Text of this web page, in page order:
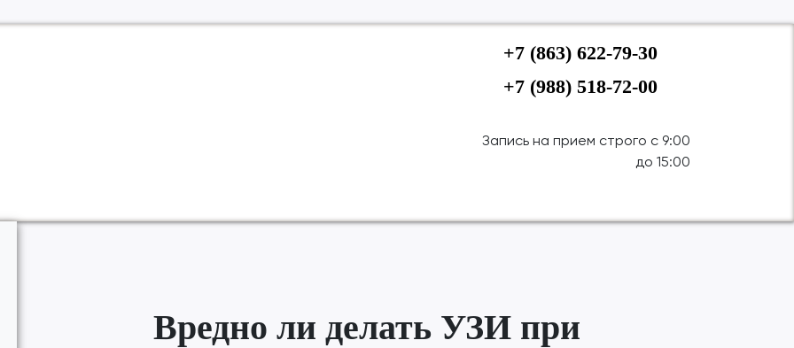
+7 (863) 622-79-30
+7 (988) 518-72-00
Запись на прием строго с 9:00
до 15:00
Вредно ли делать УЗИ при